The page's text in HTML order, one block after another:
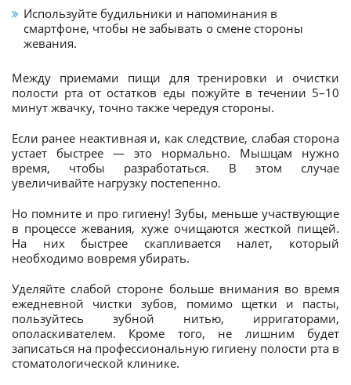
Используйте будильники и напоминания в
смартфоне, чтобы не забывать о смене стороны
жевания.
Между приемами пищи для тренировки и очистки
полости рта от остатков еды пожуйте в течении 5–10
минут жвачку, точно также чередуя стороны.
Если ранее неактивная и, как следствие, слабая сторона
устает быстрее — это нормально. Мышцам нужно
время, чтобы разработаться. В этом случае
увеличивайте нагрузку постепенно.
Но помните и про гигиену! Зубы, меньше участвующие
в процессе жевания, хуже очищаются жесткой пищей.
На них быстрее скапливается налет, который
необходимо вовремя убирать.
Уделяйте слабой стороне больше внимания во время
ежедневной чистки зубов, помимо щетки и пасты,
пользуйтесь зубной нитью, ирригаторами,
ополаскивателем. Кроме того, не лишним будет
записаться на профессиональную гигиену полости рта в
стоматологической клинике.